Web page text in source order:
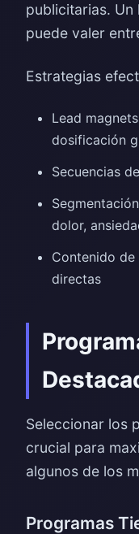
publicitarias. Un
puede valer
Estrategias
Lead
dosificación
Secuencias
dolor,
Contenido
directas
Seleccionar los
crucial para
algunos de los
Programas